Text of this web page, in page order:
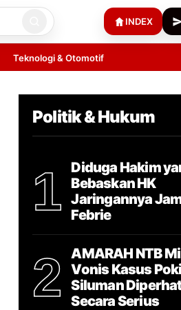
INDEX
Teknologi & Otomotif
Politik & Hukum
1
Diduga Hakim
Bebaskan HK
Jaringannya
Febrie
2
AMARAH NTB
Vonis Kasus
Siluman
Secara Serius